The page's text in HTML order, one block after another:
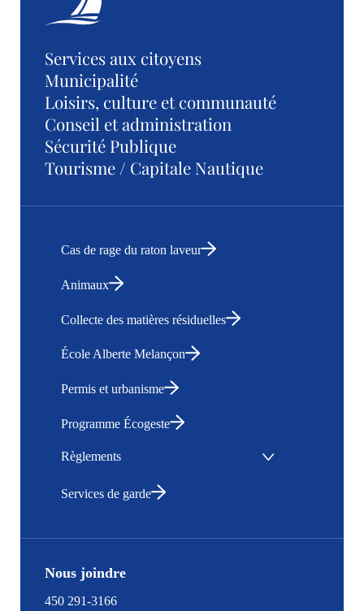
Services aux citoyens
Municipalité
Loisirs, culture et communauté
Conseil et administration
Sécurité Publique
Tourisme / Capitale Nautique
Cas de rage du raton laveur
Animaux
Collecte des matières résiduelles
École Alberte Melançon
Permis et urbanisme
Programme Écogeste
Règlements
Services de garde
Nous joindre
450 291-3166